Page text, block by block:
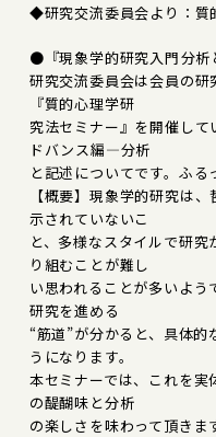
◆研究交流委員会より：質
●『現象学的研究入門――分析
研究交流委員会は会員の
『質的心理学研
究法セミナー』を開催し
ドバンス編―分析
と記述についてです。ふる
【概要】現象学的研究は
示されていないこ
と、多様なスタイルで研
り組むことが難し
い思われることが多いよう
研究を進める
“筋道”が分かると、具体
うになります。
本セミナーでは、これを実
の醍醐味と分析
の楽しさを味わって頂きま